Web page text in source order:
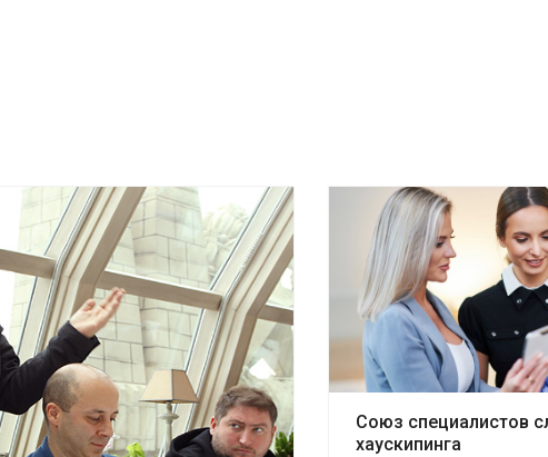
Союз специалистов
хаускипинга